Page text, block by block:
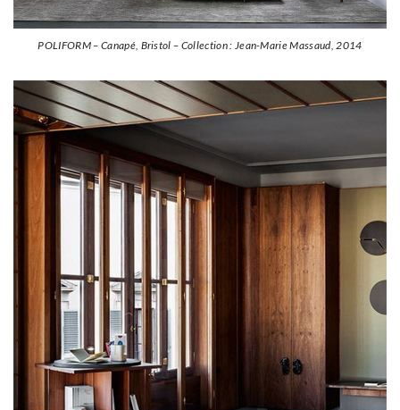
POLIFORM – Canapé, Bristol – Collection : Jean-Marie Massaud, 2014